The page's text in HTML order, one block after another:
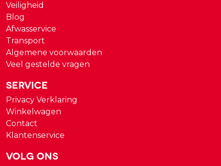
Veiligheid
Blog
Afwasservice
Transport
Algemene voorwaarden
Veel gestelde vragen
Service
Privacy Verklaring
Winkelwagen
Contact
Klantenservice
Volg ons